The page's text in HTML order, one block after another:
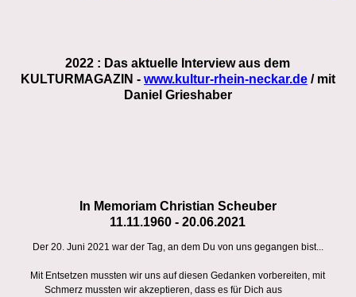
2022 : Das aktuelle Interview aus dem
KULTURMAGAZIN - www.kultur-rhein-neckar.de/ mit
Daniel Grieshaber
In Memoriam Christian Scheuber
11.11.1960 - 20.06.2021
Der 20. Juni 2021 war der Tag, an dem Du von uns gegangen bist...
Mit Entsetzen mussten wir uns auf diesen Gedanken vorbereiten, mit
Schmerz mussten wir akzeptieren, dass es für Dich aus